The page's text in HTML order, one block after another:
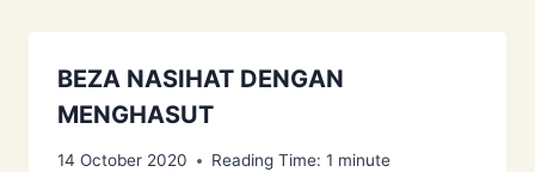
BEZA NASIHAT DENGAN
MENGHASUT
14 October 2020 Reading Time: 1 minute